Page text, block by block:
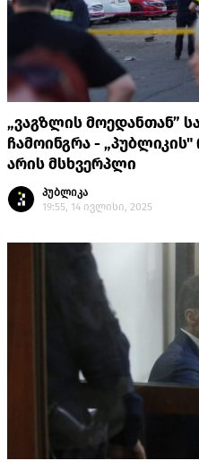
„ვაგზლის მოედანთან”
ჩამოინგრა -
არის მსხვერპლი
პუბლიკა
19:55, 14 ივლისი, 2025